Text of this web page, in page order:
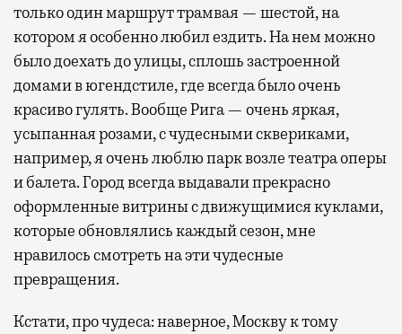
только один маршрут трамвая — шестой, на
котором я особенно любил ездить. На нем можно
было доехать до улицы, сплошь застроенной
домами в югендстиле, где всегда было очень
красиво гулять. Вообще Рига — очень яркая,
усыпанная розами, с чудесными сквериками,
например, я очень люблю парк возле театра оперы
и балета. Город всегда выдавали прекрасно
оформленные витрины с движущимися куклами,
которые обновлялись каждый сезон, мне
нравилось смотреть на эти чудесные
превращения.
Кстати, про чудеса: наверное, Москву к тому